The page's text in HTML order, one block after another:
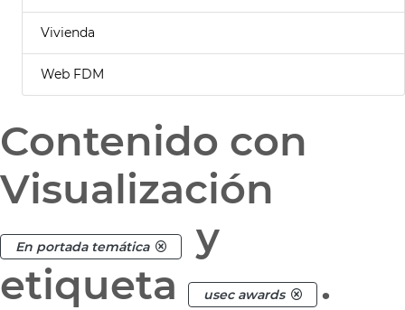
Vivienda
Web FDM
Contenido con
Visualización
En portada temática
y
etiqueta
usec awards .